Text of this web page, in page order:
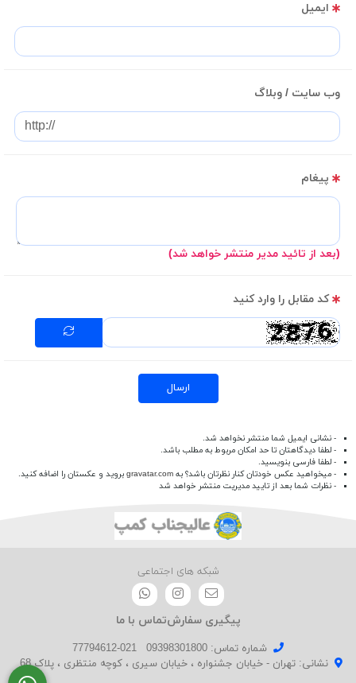
ایمیل
وب سایت / وبلاگ
پیغام
(بعد از تائید مدیر منتشر خواهد شد)
کد مقابل را وارد کنید
ارسال
- نشانی ایمیل شما منتشر نخواهد شد.
- لطفا دیدگاهتان تا حد امکان مربوط به مطلب باشد.
- لطفا فارسی بنویسید.
- میخواهید عکس خودتان کنار نظرتان باشد؟ به gravatar.com بروید و عکستان را اضافه کنید.
- نظرات شما بعد از تایید مدیریت منتشر خواهد شد
شبکه های اجتماعی
پیگیری سفارشتماس با ما
شماره تماس‌: 09398301800
021-77794612
نشانی: تهران - خیابان جشنواره ، خیابان سیری ، کوچه منتظری ، پلاک 68